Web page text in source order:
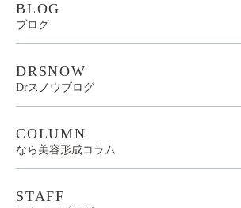
BLOG
ブログ
DRSNOW
Drスノウブログ
COLUMN
なら美容形成コラム
STAFF